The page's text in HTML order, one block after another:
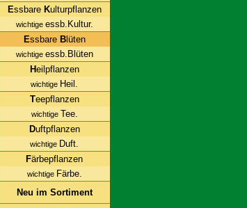
Essbare Kulturpflanzen
wichtige essb.Kultur.
Essbare Blüten
wichtige essb.Blüten
Heilpflanzen
wichtige Heil.
Teepflanzen
wichtige Tee.
Duftpflanzen
wichtige Duft.
Färbepflanzen
wichtige Färbe.
Neu im Sortiment